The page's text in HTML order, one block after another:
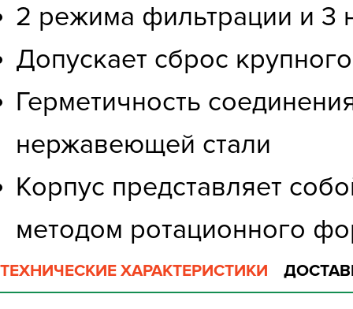
2 режима фильтрации и 3
Допускает сброс
Герметичность
нержавеющей стали
Корпус представляет
методом ротационного
ТЕХНИЧЕСКИЕ ХАРАКТЕРИСТИКИ